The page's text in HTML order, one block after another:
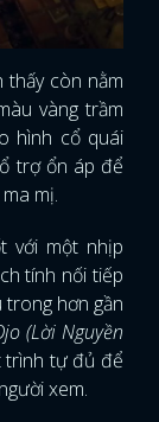
thấy còn nằm
vàng trầm
hình cổ quái
trợ ổn áp để
mị.
với một nhịp
tính nối tiếp
trong hơn gần
(Lời Nguyền
trình tự đủ để
xem.